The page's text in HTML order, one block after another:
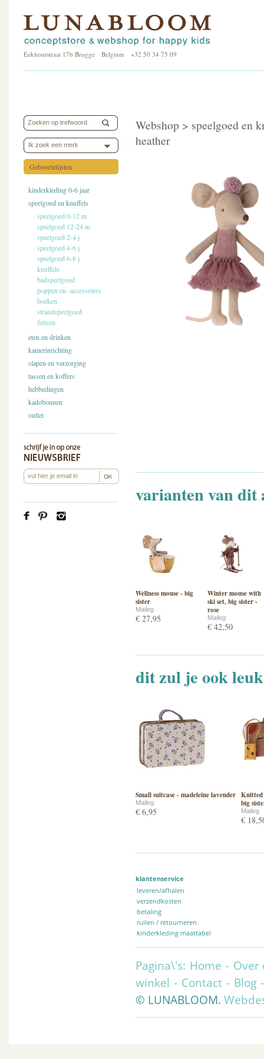
Eekhoutstraat 17b Brugge Belgium +32 50 34 75 09
Ik zoek een merk
Geboortelijsten
kinderkleding 0-6 jaar
speelgoed en knuffels
speelgoed 0-12 m
speelgoed 12-24 m
speelgoed 2-4 j
speelgoed 4-6 j
speelgoed 6-8 j
knuffels
badspeelgoed
poppen en -accessoires
boeken
strandspeelgoed
fietsen
eten en drinken
kamerinrichting
slapen en verzorging
tassen en koffers
hebbedingen
kadobonnen
outlet
Webshop > speelgoed en
heather
varianten van
Wellness mouse - big
sister
Maileg
€ 27,95
Winter mouse with
ski set, big sister -
rose
Maileg
€ 42,50
dit zul je ook
Small suitcase - madeleine lavender
Maileg
€ 6,95
Knitted
big
Maileg
€
klantenservice
leveren/afhalen
verzendkosten
betaling
ruilen / retourneren
kinderkleding maattabel
Pagina\'s: Home - Over
winkel - Contact - Blog
© LUNABLOOM.